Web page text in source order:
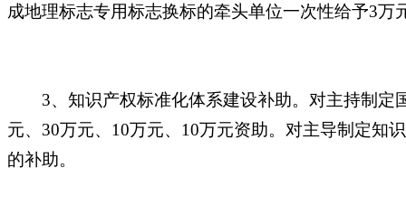
成地理标志专用标志换标的牵头单位一次性给予3万
3、知识产权标准化体系建设补助。对主持制
元、30万元、10万元、10万元资助。对主导制定知
的补助。